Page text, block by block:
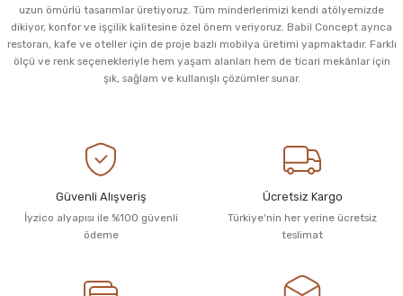
uzun ömürlü tasarımlar üretiyoruz. Tüm minderlerimizi kendi atölyemizde
dikiyor, konfor ve işçilik kalitesine özel önem veriyoruz. Babil Concept ayrıca
restoran, kafe ve oteller için de proje bazlı mobilya üretimi yapmaktadır. Farklı
ölçü ve renk seçenekleriyle hem yaşam alanları hem de ticari mekânlar için
şık, sağlam ve kullanışlı çözümler sunar.
Güvenli Alışveriş
İyzico alyapısı ile %100 güvenli
ödeme
Ücretsiz Kargo
Türkiye'nin her yerine ücretsiz
teslimat